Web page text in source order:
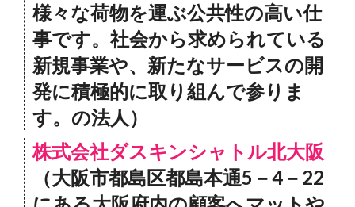
様々な荷物を運ぶ公共性の高い仕
事です。社会から求められている
新規事業や、新たなサービスの開
発に積極的に取り組んで参りま
す。の法人）
株式会社ダスキンシャトル北大阪
（大阪市都島区都島本通5－4－22